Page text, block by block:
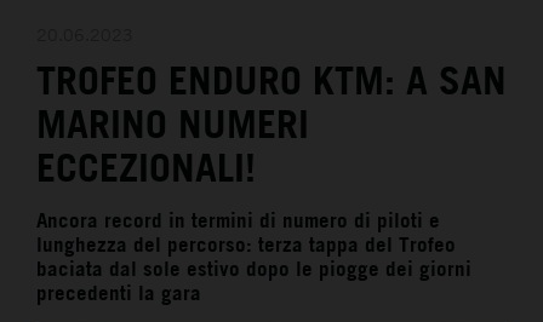
TROFEO ENDURO KTM: A SAN
MARINO NUMERI
ECCEZIONALI!
Ancora record in termini di numero di piloti e
lunghezza del percorso: terza tappa del Trofeo
baciata dal sole estivo dopo le piogge dei giorni
precedenti la gara